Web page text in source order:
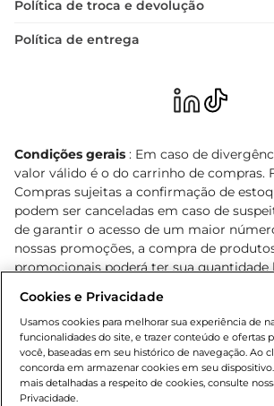
Política de troca e devolução
Política de entrega
Condições gerais : Em caso de
valor válido é o do carrinho de compras.
Compras sujeitas a confirmação de
podem ser canceladas em caso de
de garantir o acesso de um maior
nossas promoções, a compra de
promocionais poderá ter sua
o e-commerce e válidos durante o dia de
sofrer alterações sem prévia notificação.
de bebidas alcoólicas para menores de
Lei n.º 8069/90, art. 81, inciso II (Estatuto
Adolescente). Preços e condições
www.bretas.com.br
Cookies e Privacidade
Usamos cookies para melhorar sua experiência de
funcionalidades do site, e trazer conteúdo e ofertas
você, baseadas em seu histórico de navegação. Ao
concorda em armazenar cookies em seu
mais detalhadas a respeito de cookies, consulte
Privacidade.